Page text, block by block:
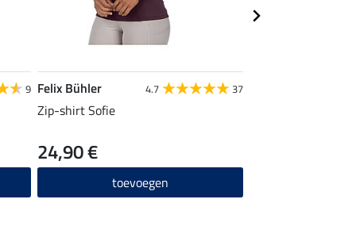
9 Felix Bühler 4.7 37
Zip-shirt Sofie
24,90 €
toevoegen